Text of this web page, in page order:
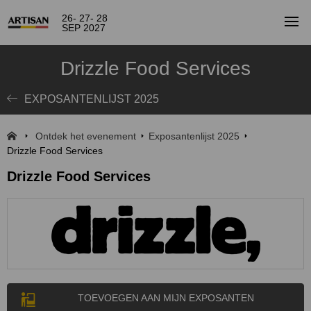
26- 27- 28
SEP 2027
Drizzle Food Services
EXPOSANTENLIJST 2025
Ontdek het evenement
Exposantenlijst 2025
Drizzle Food Services
Drizzle Food Services
TOEVOEGEN AAN MIJN EXPOSANTEN